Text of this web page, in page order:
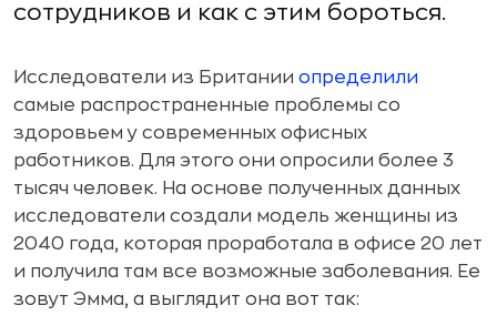
сотрудников и как с этим бороться.
Исследователи из Британии определили
самые распространенные проблемы со
здоровьем у современных офисных
работников. Для этого они опросили более 3
тысяч человек. На основе полученных данных
исследователи создали модель женщины из
2040 года, которая проработала в офисе 20 лет
и получила там все возможные заболевания. Ее
зовут Эмма, а выглядит она вот так: